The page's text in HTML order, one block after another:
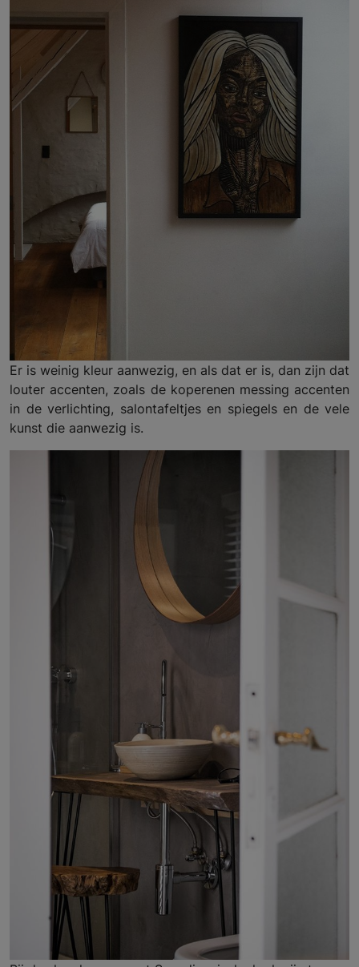
Er is weinig kleur aanwezig, en als dat er is, dan zijn dat
louter accenten, zoals de koperenen messing accenten
in de verlichting, salontafeltjes en spiegels en de vele
kunst die aanwezig is.